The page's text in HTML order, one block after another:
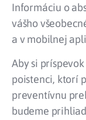
Informáciu o
vášho
a v mobilnej
Aby si
poistenci, ktorí
preventívnu
budeme